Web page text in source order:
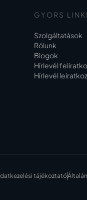
GYORS
Szolgáltatások
Rólunk
Blogok
Hírlevél
Hírlevél
tájékoztató